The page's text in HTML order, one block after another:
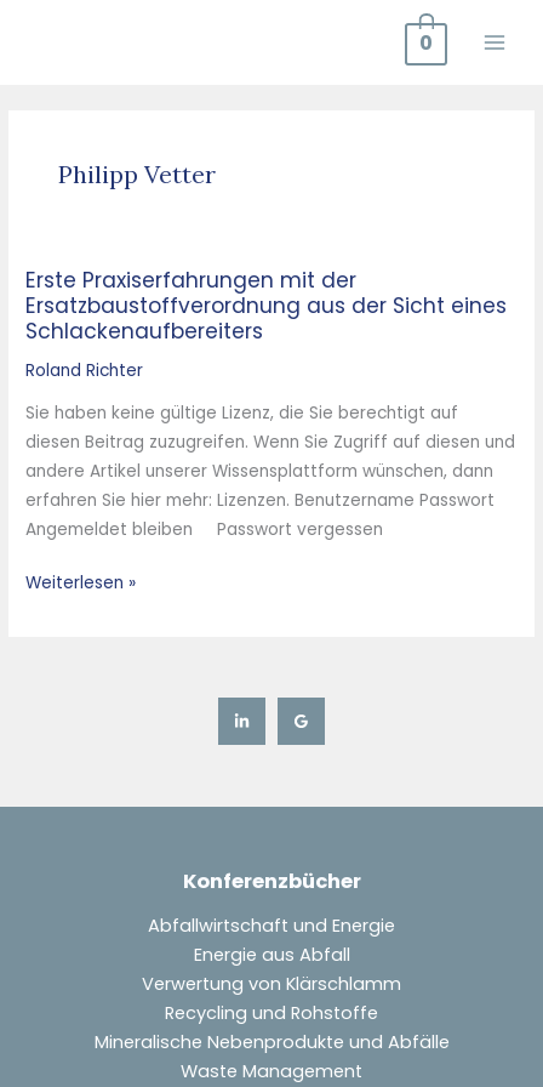
0
Philipp Vetter
Erste Praxiserfahrungen mit der
Ersatzbaustoffverordnung aus der Sicht eines
Schlackenaufbereiters
Roland Richter
Sie haben keine gültige Lizenz, die Sie berechtigt auf
diesen Beitrag zuzugreifen. Wenn Sie Zugriff auf diesen und
andere Artikel unserer Wissensplattform wünschen, dann
erfahren Sie hier mehr: Lizenzen. Benutzername Passwort
Angemeldet bleiben Passwort vergessen
Erste
Praxiserfahrungen
mit
der
aus
der
Sicht
eines
Schlackenaufbereiters
Weiterlesen »
Konferenzbücher
Abfallwirtschaft und Energie
Energie aus Abfall
Verwertung von Klärschlamm
Recycling und Rohstoffe
Mineralische Nebenprodukte und Abfälle
Waste Management